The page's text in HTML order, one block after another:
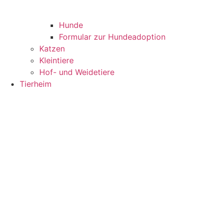
Hunde
Formular zur Hundeadoption
Katzen
Kleintiere
Hof- und Weidetiere
Tierheim